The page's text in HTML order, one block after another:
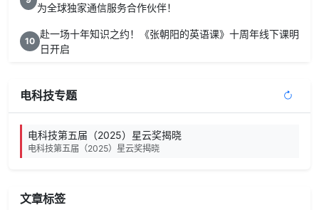
为全球独家通信服务合作伙伴！
10
赴一场十年知识之约！《张朝阳的英语课》十周年线下课明
日开启
电科技专题
电科技第五届（2025）星云奖揭晓
电科技第五届（2025）星云奖揭晓
文章标签